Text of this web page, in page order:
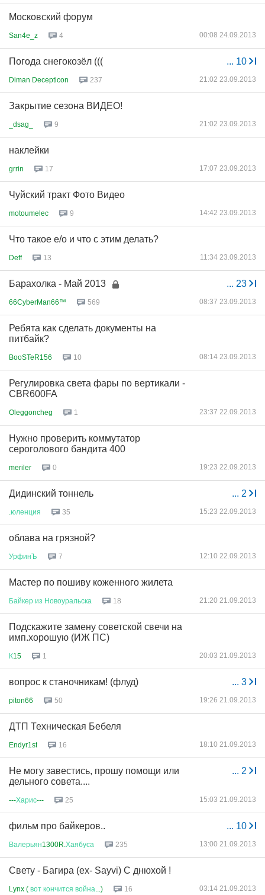
Московский форум
San4e_z 4 00:08 24.09.2013
... 10
Погода снегокозёл (((
Diman Decepticon 237 21:02 23.09.2013
Закрытие сезона ВИДЕО!
_dsag_ 9 21:02 23.09.2013
наклейки
grrin 17 17:07 23.09.2013
Чуйский тракт Фото Видео
motoumelec 9 14:42 23.09.2013
Что такое e/o и что с этим делать?
Deff 13 11:34 23.09.2013
... 23
Барахолка - Май 2013
66CyberMan66™ 569 08:37 23.09.2013
Ребята как сделать документы на
питбайк?
BooSTeR156 10 08:14 23.09.2013
Регулировка света фары по вертикали -
CBR600FA
Oleggoncheg 1 23:37 22.09.2013
Нужно проверить коммутатор
сероголового бандита 400
meriler 0 19:23 22.09.2013
... 2
Дидинский тоннель
юленция 35 15:23 22.09.2013
облава на грязной?
УрфинЪ 7 12:10 22.09.2013
Мастер по пошиву коженного жилета
Байкер из Новоуральска 18 21:20 21.09.2013
Подскажите замену советской свечи на
имп.хорошую (ИЖ ПС)
К15 1 20:03 21.09.2013
... 3
вопрос к станочникам! (флуд)
piton66 50 19:26 21.09.2013
ДТП Техническая Бебеля
Endyr1st 16 18:10 21.09.2013
... 2
Не могу завестись, прошу помощи или
дельного совета....
---Харис--- 25 15:03 21.09.2013
... 10
фильм про байкеров..
Валерьян1300R. Хаябуса 235 13:00 21.09.2013
Свету - Бaгирa (ex- Sayvi) С днюхой !
Lynx ( вот кончится война ...) 16 03:14 21.09.2013